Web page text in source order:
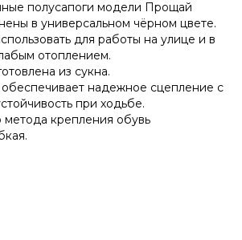
полусапоги модели Прощай
в универсальном чёрном цвете.
для работы на улице и в
отоплением.
из сукна.
надежное сцепление с
при ходьбе.
метода крепления обувь